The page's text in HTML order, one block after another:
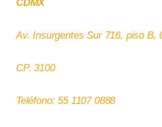
CDMX
Av. Insurgentes Sur 716, piso B,
CP. 3100
Teléfono: 55 1107 0888